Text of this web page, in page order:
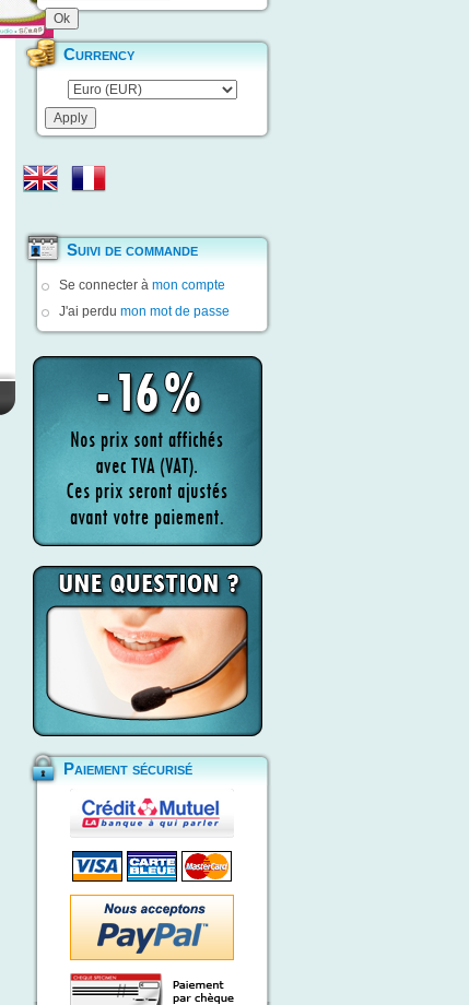
Currency
Suivi de commande
Se connecter à mon compte
J'ai perdu mon mot de passe
Paiement sécurisé